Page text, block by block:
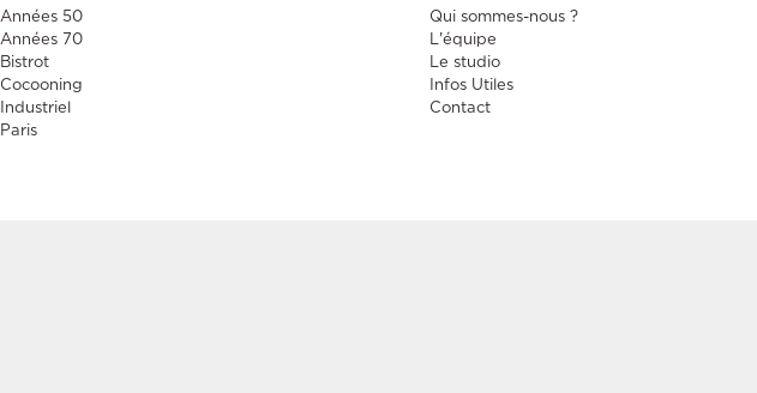
Années 50
Années 70
Bistrot
Cocooning
Industriel
Paris
Qui sommes-nous ?
L'équipe
Le studio
Infos Utiles
Contact